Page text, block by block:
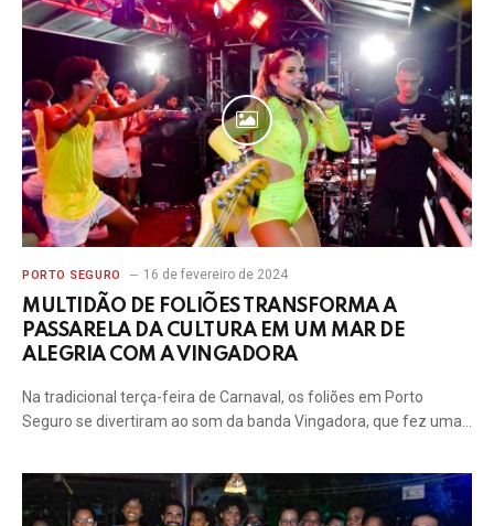
PORTO SEGURO 16 de fevereiro de 2024
MULTIDÃO DE FOLIÕES TRANSFORMA A
PASSARELA DA CULTURA EM UM MAR DE
ALEGRIA COM A VINGADORA
Na tradicional terça-feira de Carnaval, os foliões em Porto
Seguro se divertiram ao som da banda Vingadora, que fez uma…